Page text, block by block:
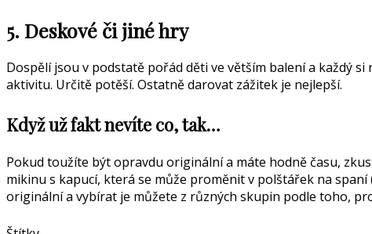
5. Deskové či jiné hry
Dospělí jsou v podstatě pořád děti ve větším balení a každý
aktivitu. Určitě potěší. Ostatně darovat zážitek je nejlepší.
Když už fakt nevíte co, tak…
Pokud toužíte být opravdu originální a máte hodně času,
mikinu s kapucí, která se může proměnit v polštářek na
originální a vybírat je můžete z různých skupin podle toho,